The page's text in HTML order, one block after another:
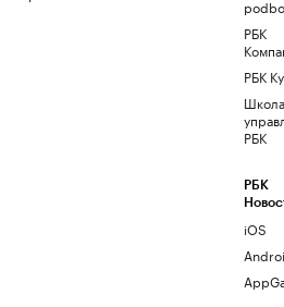
РБК
РБК
Школа
РБК
РБК
iOS